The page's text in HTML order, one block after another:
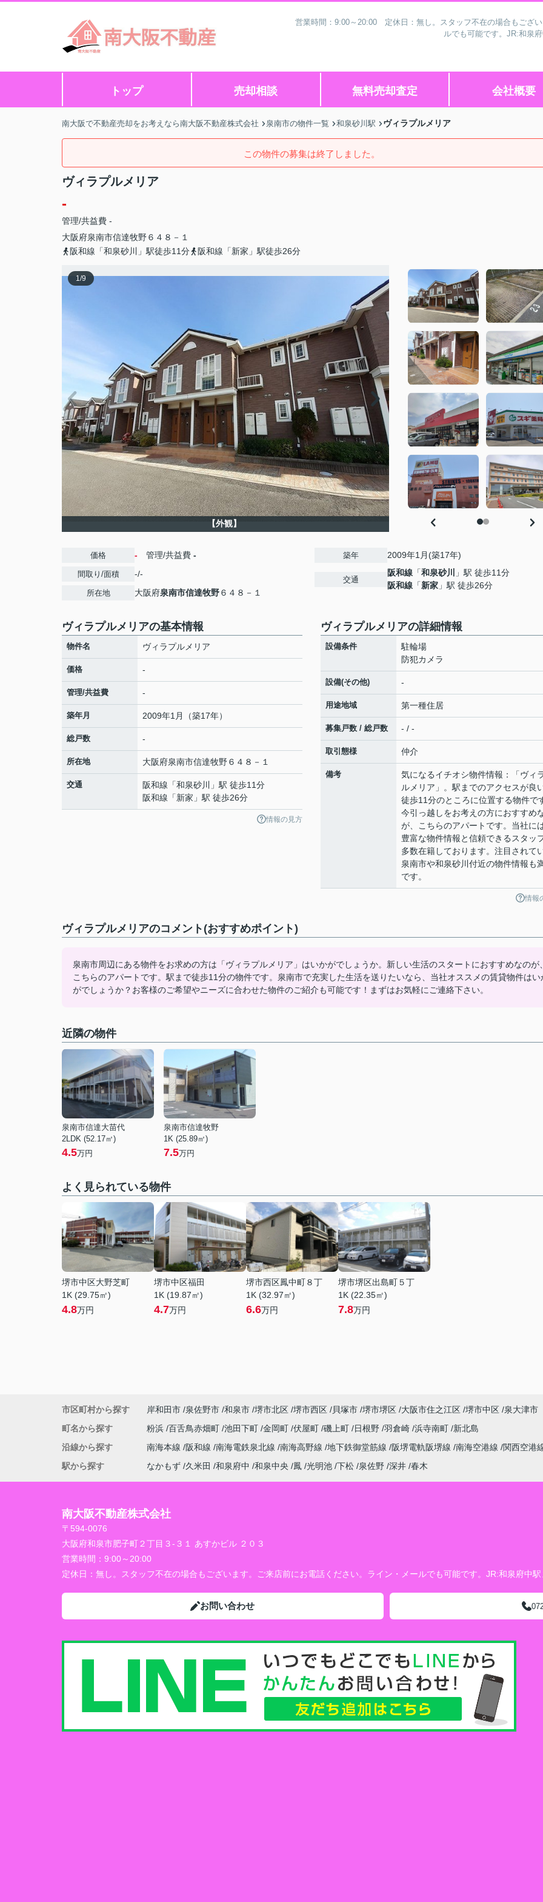
営業時間：9:00～20:00 定休日：無し。スタッフ不在の場合もござ
ルでも可能です。JR:和泉
トップ 売却相談 無料売却査定 会社概要
南大阪で不動産売却をお考えなら南大阪不動産株式会社 泉南市の物件一覧 和泉砂川駅 ヴィラプルメリア
この物件の募集は終了しました。
ヴィラプルメリア
-
管理/共益費 -
大阪府泉南市信達牧野６４８－１
阪和線「和泉砂川」駅徒歩11分
阪和線「新家」駅徒歩26分
1/9
【外観】
価格 - 管理/共益費 -
間取り/面積 -/-
所在地 大阪府泉南市信達牧野６４８－１
築年 2009年1月(築17年)
交通
阪和線 「和泉砂川
」駅 徒歩11分
阪和線 「新家 」駅 徒歩26分
ヴィラプルメリアの基本情報
物件名 ヴィラプルメリア
価格 -
管理/共益費 -
築年月 2009年1月（築17年）
総戸数 -
所在地 大阪府泉南市信達牧野６４８－１
交通 阪和線 「和泉砂川
」駅 徒歩11分
阪和線 「新家 」駅 徒歩26分
情報の見方
ヴィラプルメリアの詳細情報
設備条件
駐輪場
防犯カメラ
設備(その他) -
用途地域 第一種住居
募集戸数 / 総戸数 - / -
取引態様 仲介
備考
気になるイチオシ物件情報：「ヴィ
ルメリア」。駅までのアクセスが良い
徒歩11分のところに位置する物件で
今引っ越しをお考えの方におすすめ
が、こちらのアパートです。当社には
豊富な物件情報と信頼できるスタッ
多数在籍しております。注目されて
泉南市や和泉砂川付近の物件情報も
です。
情報
ヴィラプルメリアのコメント(おすすめポイント)
泉南市周辺にある物件をお求めの方は「ヴィラプルメリア」はいかがでしょうか。新しい生活のスタートにおすすめなのが、
こちらのアパートです。駅まで徒歩11分の物件です。泉南市で充実した生活を送りたいなら、当社オススメの賃貸物件はい
がでしょうか？お客様のご希望やニーズに合わせた物件のご紹介も可能です！まずはお気軽にご連絡下さい。
近隣の物件
泉南市信達大苗代
2LDK (52.17㎡)
4.5万円
泉南市信達牧野
1K (25.89㎡)
7.5万円
よく見られている物件
堺市中区大野芝町
1K (29.75㎡)
4.8万円
堺市中区福田
1K (19.87㎡)
4.7万円
堺市西区鳳中町８丁
1K (32.97㎡)
6.6万円
堺市堺区出島町５丁
1K (22.35㎡)
7.8万円
市区町村から探す 岸和田市 泉佐野市 和泉市 堺市北区 堺市西区 貝塚市 堺市堺区 大阪市住之江区 堺市中区 泉大津市
町名から探す
粉浜 百舌鳥赤畑町 池田下町 金岡町 伏屋町 磯上町 日根野 羽倉崎 浜寺南町 新北島
沿線から探す
南海本線 阪和線 南海電鉄泉北線 南海高野線 地下鉄御堂筋線 阪堺電軌阪堺線 南海空港線 関西空港
駅から探す
なかもず 久米田 和泉府中 和泉中央 鳳 光明池 下松 泉佐野 深井 春木
南大阪不動産株式会社
〒594-0076
大阪府和泉市肥子町２丁目３-３１ あすかビル ２０３
営業時間： 9:00～20:00
定休日： 無し。スタッフ不在の場合もございます。ご来店前にお電話ください。ライン・メールでも可能です。JR:和泉府中
お問い合わせ